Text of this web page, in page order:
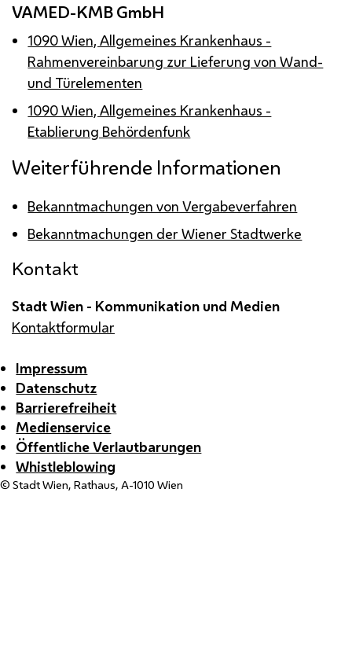
VAMED-KMB GmbH
1090 Wien, Allgemeines Krankenhaus -
Rahmenvereinbarung zur Lieferung von Wand-
und Türelementen
1090 Wien, Allgemeines Krankenhaus -
Etablierung Behördenfunk
Weiterführende Informationen
Bekanntmachungen von Vergabeverfahren
Bekanntmachungen der Wiener Stadtwerke
Kontakt
Stadt Wien - Kommunikation und Medien
Kontaktformular
Impressum
Datenschutz
Barrierefreiheit
Medienservice
Öffentliche Verlautbarungen
Whistleblowing
© Stadt Wien, Rathaus, A-1010 Wien